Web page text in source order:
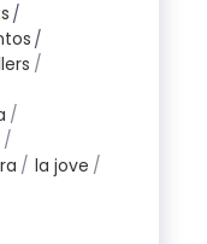
la jove